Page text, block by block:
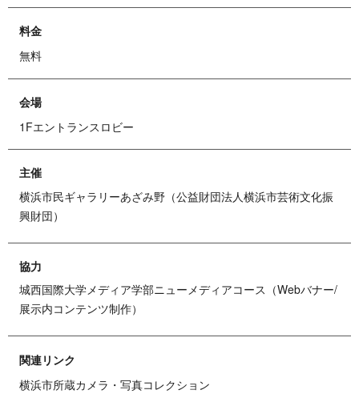
料金
無料
会場
1Fエントランスロビー
主催
横浜市民ギャラリーあざみ野（公益財団法人横浜市芸術文化振
興財団）
協力
城西国際大学メディア学部ニューメディアコース（Webバナー/
展示内コンテンツ制作）
関連リンク
横浜市所蔵カメラ・写真コレクション